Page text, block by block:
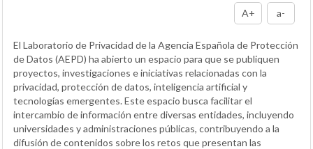
A+
a-
El Laboratorio de Privacidad de la Agencia Española de Protección
de Datos (AEPD) ha abierto un espacio para que se publiquen
proyectos, investigaciones e iniciativas relacionadas con la
privacidad, protección de datos, inteligencia artificial y
tecnologías emergentes. Este espacio busca facilitar el
intercambio de información entre diversas entidades, incluyendo
universidades y administraciones públicas, contribuyendo a la
difusión de contenidos sobre los retos que presentan las